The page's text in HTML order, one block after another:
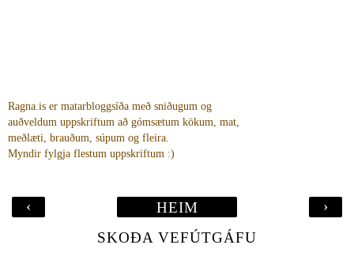
Ragna.is er matarbloggsíða með sniðugum og
auðveldum uppskriftum að gómsætum kökum, mat,
meðlæti, brauðum, súpum og fleira.
Myndir fylgja flestum uppskriftum :)
‹ ›
HEIM
SKOÐA VEFÚTGÁFU